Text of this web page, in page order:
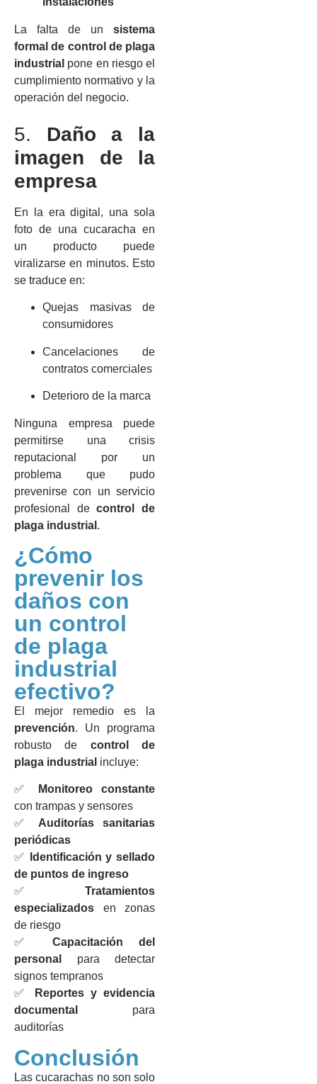
La falta de unsistema
formal de control de plaga
industrial pone en riesgo el
cumplimiento normativo y la
operación del negocio.
5. Daño a la
imagen de la
empresa
En la era digital, una sola
foto de una cucaracha en
un producto puede
viralizarse en minutos. Esto
se traduce en:
Quejas masivas de
consumidores
Cancelaciones de
contratos comerciales
Deterioro de la marca
Ninguna empresa puede
permitirse una crisis
reputacional por un
problema que pudo
prevenirse con un servicio
profesional decontrol de
plaga industrial .
¿Cómo
prevenir los
daños con
un control
de plaga
industrial
efectivo?
El mejor remedio es la
prevención. Un programa
robusto de control de
plaga industrial incluye:
✅
Monitoreo constante
con trampas y sensores
✅Auditorías sanitarias
periódicas
✅
Identificación y sellado
de puntos de ingreso
✅Tratamientos
especializados en zonas
de riesgo
✅Capacitación del
personal
para detectar
signos tempranos
✅
Reportes y evidencia
documental
para
auditorías
Conclusión
Las cucarachas no son solo